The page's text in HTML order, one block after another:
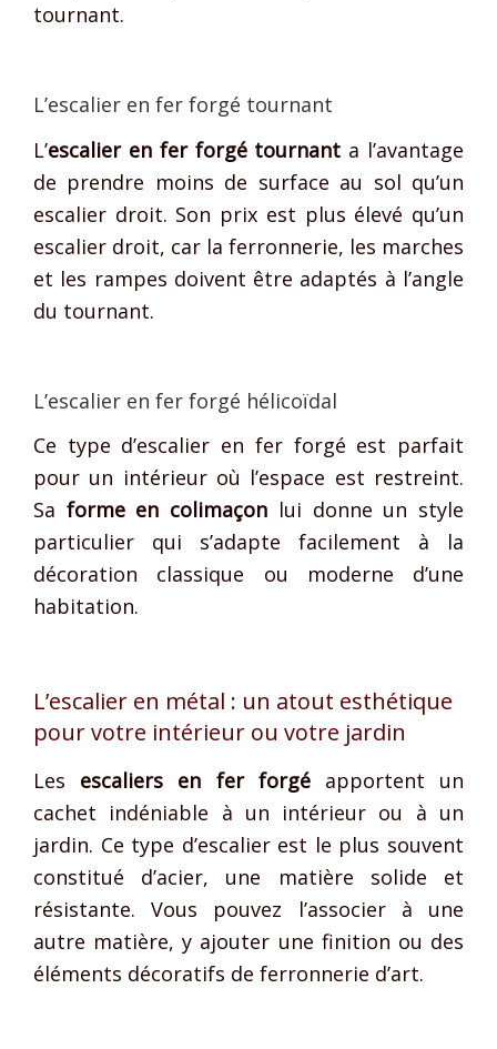
tournant.
L’escalier en fer forgé tournant
L’escalier en fer forgé tournant a l’avantage
de prendre moins de surface au sol qu’un
escalier droit. Son prix est plus élevé qu’un
escalier droit, car la ferronnerie, les marches
et les rampes doivent être adaptés à l’angle
du tournant.
L’escalier en fer forgé hélicoïdal
Ce type d’escalier en fer forgé est parfait
pour un intérieur où l’espace est restreint.
Sa forme en colimaçon lui donne un style
particulier qui s’adapte facilement à la
décoration classique ou moderne d’une
habitation.
L’escalier en métal : un atout esthétique
pour votre intérieur ou votre jardin
Les escaliers en fer forgéapportent un
cachet indéniable à un intérieur ou à un
jardin. Ce type d’escalier est le plus souvent
constitué d’acier, une matière solide et
résistante. Vous pouvez l’associer à une
autre matière, y ajouter une finition ou des
éléments décoratifs de ferronnerie d’art.